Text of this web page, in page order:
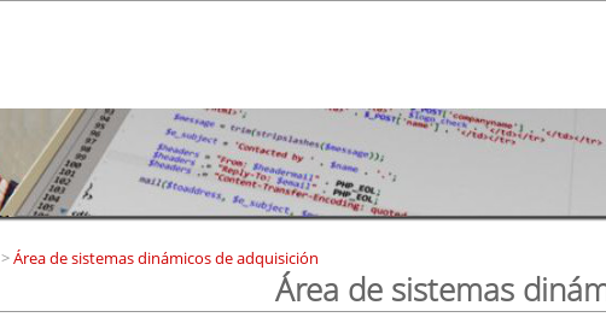
>Área de sistemas dinámicos de adquisición
Área de sistemas